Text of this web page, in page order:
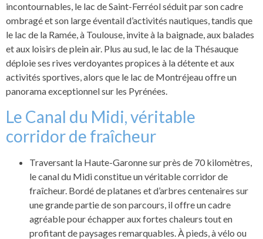
incontournables, le lac de Saint-Ferréol séduit par son cadre
ombragé et son large éventail d’activités nautiques, tandis que
le lac de la Ramée, à Toulouse, invite à la baignade, aux balades
et aux loisirs de plein air. Plus au sud, le lac de la Thésauque
déploie ses rives verdoyantes propices à la détente et aux
activités sportives, alors que le lac de Montréjeau offre un
panorama exceptionnel sur les Pyrénées.
Le Canal du Midi, véritable
corridor de fraîcheur
Traversant la Haute-Garonne sur près de 70 kilomètres,
le canal du Midi constitue un véritable corridor de
fraîcheur. Bordé de platanes et d’arbres centenaires sur
une grande partie de son parcours, il offre un cadre
agréable pour échapper aux fortes chaleurs tout en
profitant de paysages remarquables. À pieds, à vélo ou